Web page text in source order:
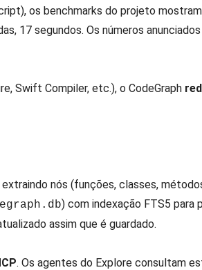
os benchmarks do projeto
17 segundos. Os números
Swift Compiler, etc.), o CodeGraph
nós (funções, classes,
) com indexação FTS5
assim que é guardado.
. Os agentes do Explore consultam